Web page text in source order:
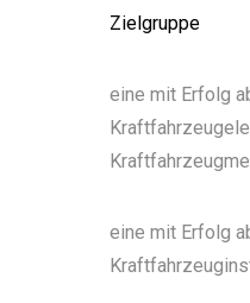
Zielgruppe
eine mit Erfolg
eine mit Erfolg